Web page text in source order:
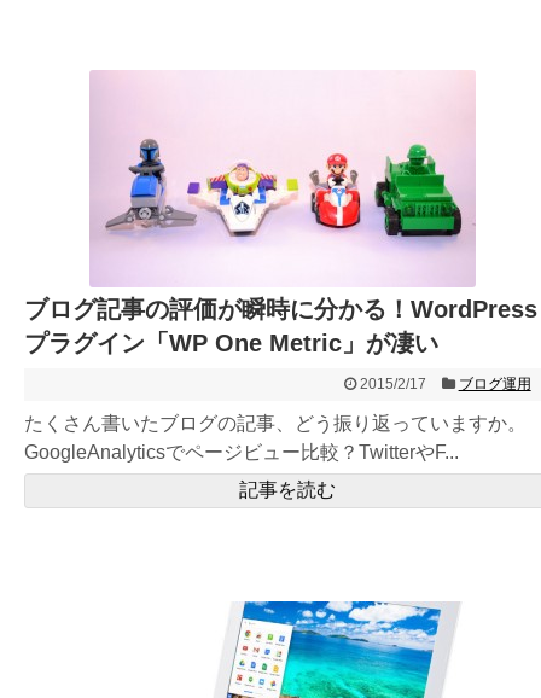
ブログ記事の評価が瞬時に分かる！WordPress
プラグイン「WP One Metric」が凄い
2015/2/17 ブログ運用
たくさん書いたブログの記事、どう振り返っていますか。
GoogleAnalyticsでページビュー比較？TwitterやF...
記事を読む